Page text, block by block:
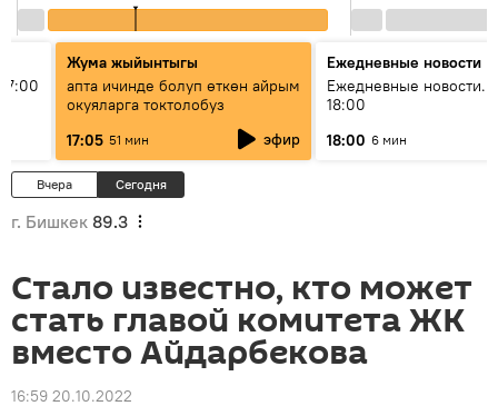
Жума жыйынтыгы
апта ичинде болуп өткөн айрым
окуяларга токтолобуз
17:05 51 мин эфир
Ежедневные новости
Ежедневные новости.
18:00
18:00 6 мин
Вчера Сегодня
г. Бишкек 89.3
Стало известно, кто может
стать главой комитета ЖК
вместо Айдарбекова
16:59 20.10.2022